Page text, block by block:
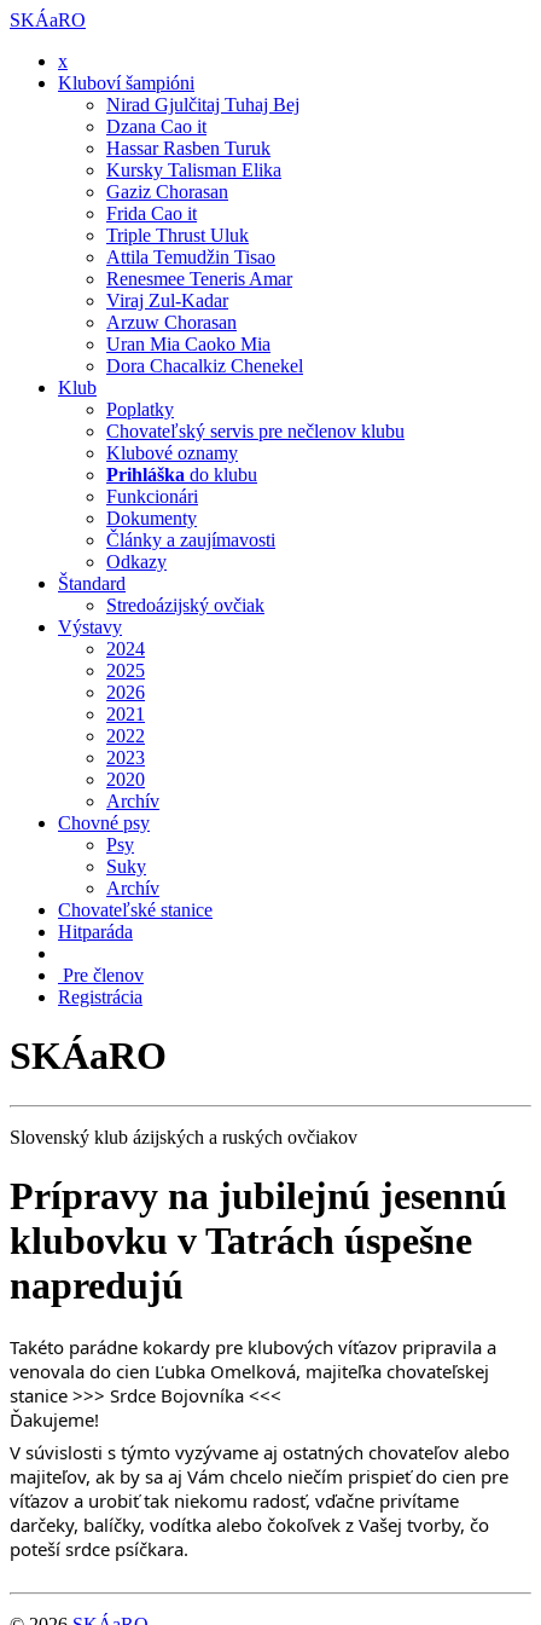
SKÁaRO
x
Kluboví šampióni
Nirad Gjulčitaj Tuhaj Bej
Dzana Cao it
Hassar Rasben Turuk
Kursky Talisman Elika
Gaziz Chorasan
Frida Cao it
Triple Thrust Uluk
Attila Temudžin Tisao
Renesmee Teneris Amar
Viraj Zul-Kadar
Arzuw Chorasan
Uran Mia Caoko Mia
Dora Chacalkiz Chenekel
Klub
Poplatky
Chovateľský servis pre nečlenov klubu
Klubové oznamy
Prihláška do klubu
Funkcionári
Dokumenty
Články a zaujímavosti
Odkazy
Štandard
Stredoázijský ovčiak
Výstavy
2024
2025
2026
2021
2022
2023
2020
Archív
Chovné psy
Psy
Suky
Archív
Chovateľské stanice
Hitparáda
Pre členov
Registrácia
SKÁaRO
Slovenský klub ázijských a ruských ovčiakov
Prípravy na jubilejnú jesennú
klubovku v Tatrách úspešne
napredujú
Takéto parádne kokardy pre klubových víťazov pripravila a
venovala do cien Ľubka Omelková, majiteľka chovateľskej
stanice >>> Srdce Bojovníka <<<
Ďakujeme!
V súvislosti s týmto vyzývame aj ostatných chovateľov alebo
majiteľov, ak by sa aj Vám chcelo niečím prispieť do cien pre
víťazov a urobiť tak niekomu radosť, vďačne privítame
darčeky, balíčky, vodítka alebo čokoľvek z Vašej tvorby, čo
poteší srdce psíčkara.